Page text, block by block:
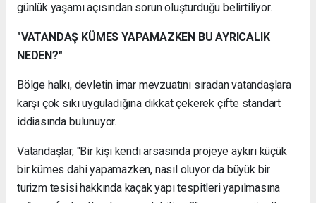
günlük yaşamı açısından sorun oluşturduğu belirtiliyor.
"VATANDAŞ KÜMES YAPAMAZKEN BU AYRICALIK
NEDEN?"
Bölge halkı, devletin imar mevzuatını sıradan vatandaşlara
karşı çok sıkı uyguladığına dikkat çekerek çifte standart
iddiasında bulunuyor.
Vatandaşlar, "Bir kişi kendi arsasında projeye aykırı küçük
bir kümes dahi yapamazken, nasıl oluyor da büyük bir
turizm tesisi hakkında kaçak yapı tespitleri yapılmasına